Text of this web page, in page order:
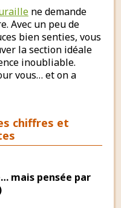
ne demande
Avec un peu de
bien senties, vous
la section idéale
inoubliable.
vous… et on a
chiffres et
mais pensée par